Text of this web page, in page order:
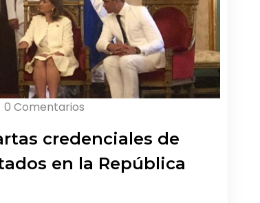
0 Comentarios
credenciales de
en la República